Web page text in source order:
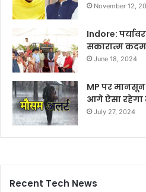
November 12,
Indore:
सकारात्म
June 18, 2024
MP पर
आगे ऐसा
July 27, 2024
Recent Tech News